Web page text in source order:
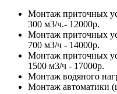
Монтаж приточных
300 м3/ч.- 12000р.
Монтаж приточных
700 м3/ч - 14000р.
Монтаж приточных
1500 м3/ч - 17000р.
Монтаж водяного
Монтаж автоматики